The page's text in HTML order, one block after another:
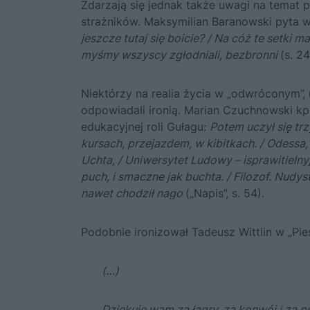
Zdarzają się jednak także uwagi na temat
strażników. Maksymilian Baranowski pyta
jeszcze tutaj się boicie? / Na cóż te setki
myśmy wszyscy zgłodniali, bezbronni (s.
Niektórzy na realia życia w
odpowiadali ironią. Marian Czuchnowski
edukacyjnej roli Gułagu: Potem uczył się
kursach, przejazdem, w kibitkach. / Odessa,
Uchta, / Uniwersytet Ludowy –
puch, i smaczne jak buchta. / Filozof.
nawet chodził nago („Napis”, s. 54).
Podobnie ironizował Tadeusz Wittlin w
(…)